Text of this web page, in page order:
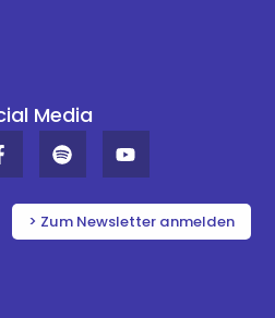
Media
S
p
o
t
i
f
Y
o
u
t
u
b
> Zum Newsletter anmelden